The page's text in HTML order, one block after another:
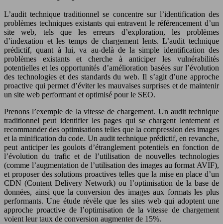
L’audit technique traditionnel se concentre sur l’identification des
problèmes techniques existants qui entravent le référencement d’un
site web, tels que les erreurs d’exploration, les problèmes
d’indexation et les temps de chargement lents. L’audit technique
prédictif, quant à lui, va au-delà de la simple identification des
problèmes existants et cherche à anticiper les vulnérabilités
potentielles et les opportunités d’amélioration basées sur l’évolution
des technologies et des standards du web. Il s’agit d’une approche
proactive qui permet d’éviter les mauvaises surprises et de maintenir
un site web performant et optimisé pour le SEO.
Prenons l’exemple de la vitesse de chargement. Un audit technique
traditionnel peut identifier les pages qui se chargent lentement et
recommander des optimisations telles que la compression des images
et la minification du code. Un audit technique prédictif, en revanche,
peut anticiper les goulots d’étranglement potentiels en fonction de
l’évolution du trafic et de l’utilisation de nouvelles technologies
(comme l’augmentation de l’utilisation des images au format AVIF),
et proposer des solutions proactives telles que la mise en place d’un
CDN (Content Delivery Network) ou l’optimisation de la base de
données, ainsi que la conversion des images aux formats les plus
performants. Une étude révèle que les sites web qui adoptent une
approche proactive de l’optimisation de la vitesse de chargement
voient leur taux de conversion augmenter de 15%.